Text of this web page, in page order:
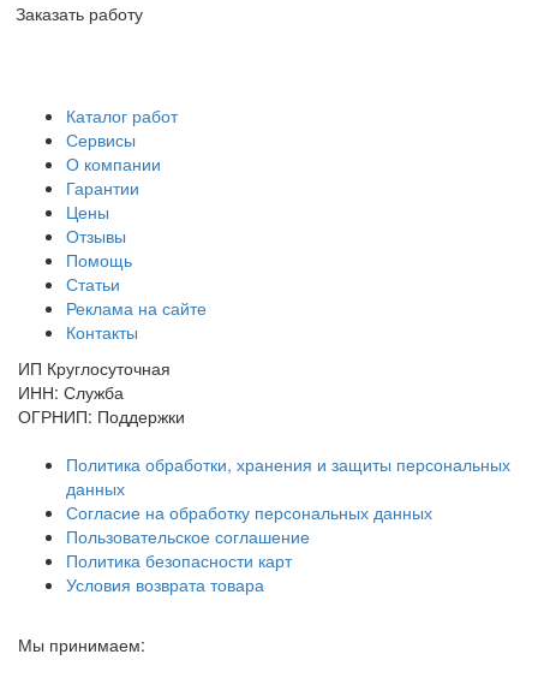
Заказать работу
Каталог работ
Сервисы
О компании
Гарантии
Цены
Отзывы
Помощь
Статьи
Реклама на сайте
Контакты
ИП Круглосуточная
ИНН: Служба
ОГРНИП: Поддержки
Политика обработки, хранения и защиты персональных
данных
Согласие на обработку персональных данных
Пользовательское соглашение
Политика безопасности карт
Условия возврата товара
Мы принимаем: